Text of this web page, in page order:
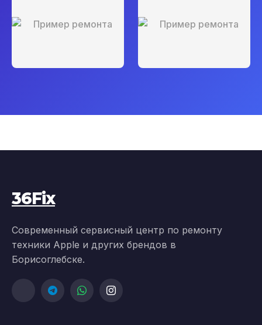
36Fix
Современный сервисный центр по ремонту
техники Apple и других брендов в
Борисоглебске.